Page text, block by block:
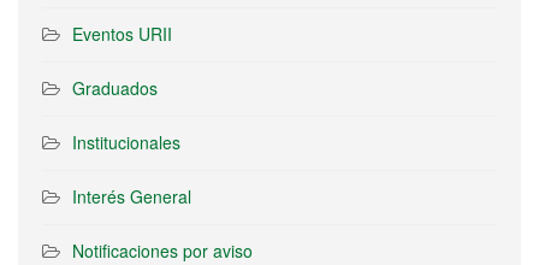
Eventos URII
Graduados
Institucionales
Interés General
Notificaciones por aviso